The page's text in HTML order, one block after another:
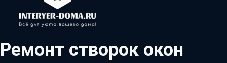
Ремонт створок окон